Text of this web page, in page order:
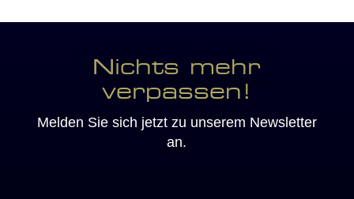
Nichts mehr
verpassen!
Melden Sie sich jetzt zu unserem Newsletter
an.